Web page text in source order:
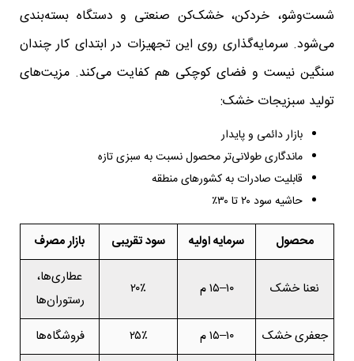
شست‌وشو، خردکن، خشک‌کن صنعتی و دستگاه بسته‌بندی
می‌شود. سرمایه‌گذاری روی این تجهیزات در ابتدای کار چندان
سنگین نیست و فضای کوچکی هم کفایت می‌کند. مزیت‌های
تولید سبزیجات خشک:
بازار دائمی و پایدار
ماندگاری طولانی‌تر محصول نسبت به سبزی تازه
قابلیت صادرات به کشورهای منطقه
حاشیه سود ۲۰ تا ۳۰٪
محصول سرمایه اولیه سود تقریبی بازار مصرف
نعنا خشک ۱۰–۱۵ م ۲۰٪
عطاری‌ها،
رستوران‌ها
جعفری خشک
۱۰–۱۵ م ۲۵٪
فروشگاه‌ها